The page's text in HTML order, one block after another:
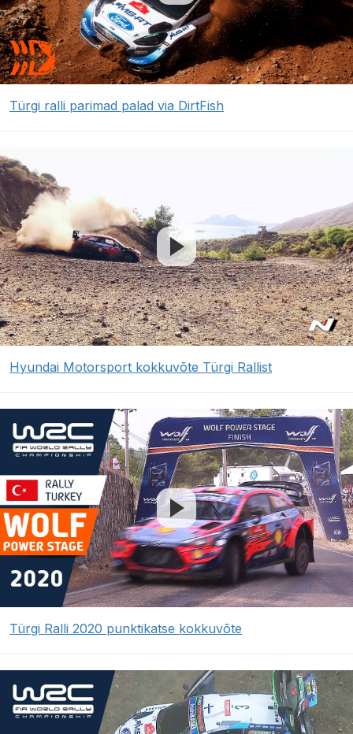
Türgi ralli parimad palad via DirtFish
Hyundai Motorsport kokkuvõte Türgi Rallist
Türgi Ralli 2020 punktikatse kokkuvõte